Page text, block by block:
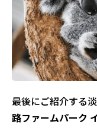
最後にご紹介する
路ファームパーク